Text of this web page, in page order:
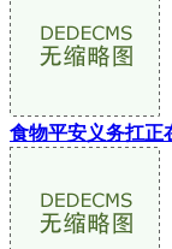
食物平安义务扛正